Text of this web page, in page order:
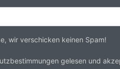
wir verschicken keinen Spam!
gelesen und